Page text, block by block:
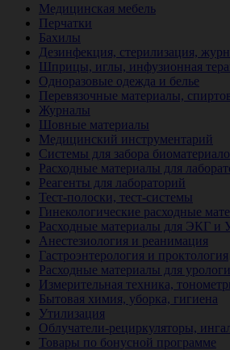
Медицинская мебель
Перчатки
Бахилы
Дезинфекция, стерилизация,
Шприцы, иглы, инфузионная
Одноразовые одежда и белье
Перевязочные материалы,
Журналы
Шовные материалы
Медицинский инструментарий
Системы для забора
Расходные материалы для
Реагенты для лабораторий
Тест-полоски, тест-системы
Гинекологические расходные
Расходные материалы для ЭКГ и
Анестезиология и реанимация
Гастроэнтерология и проктология
Расходные материалы для
Измерительная техника,
Бытовая химия, уборка, гигиена
Утилизация
Облучатели-рециркуляторы,
Товары по бонусной программе